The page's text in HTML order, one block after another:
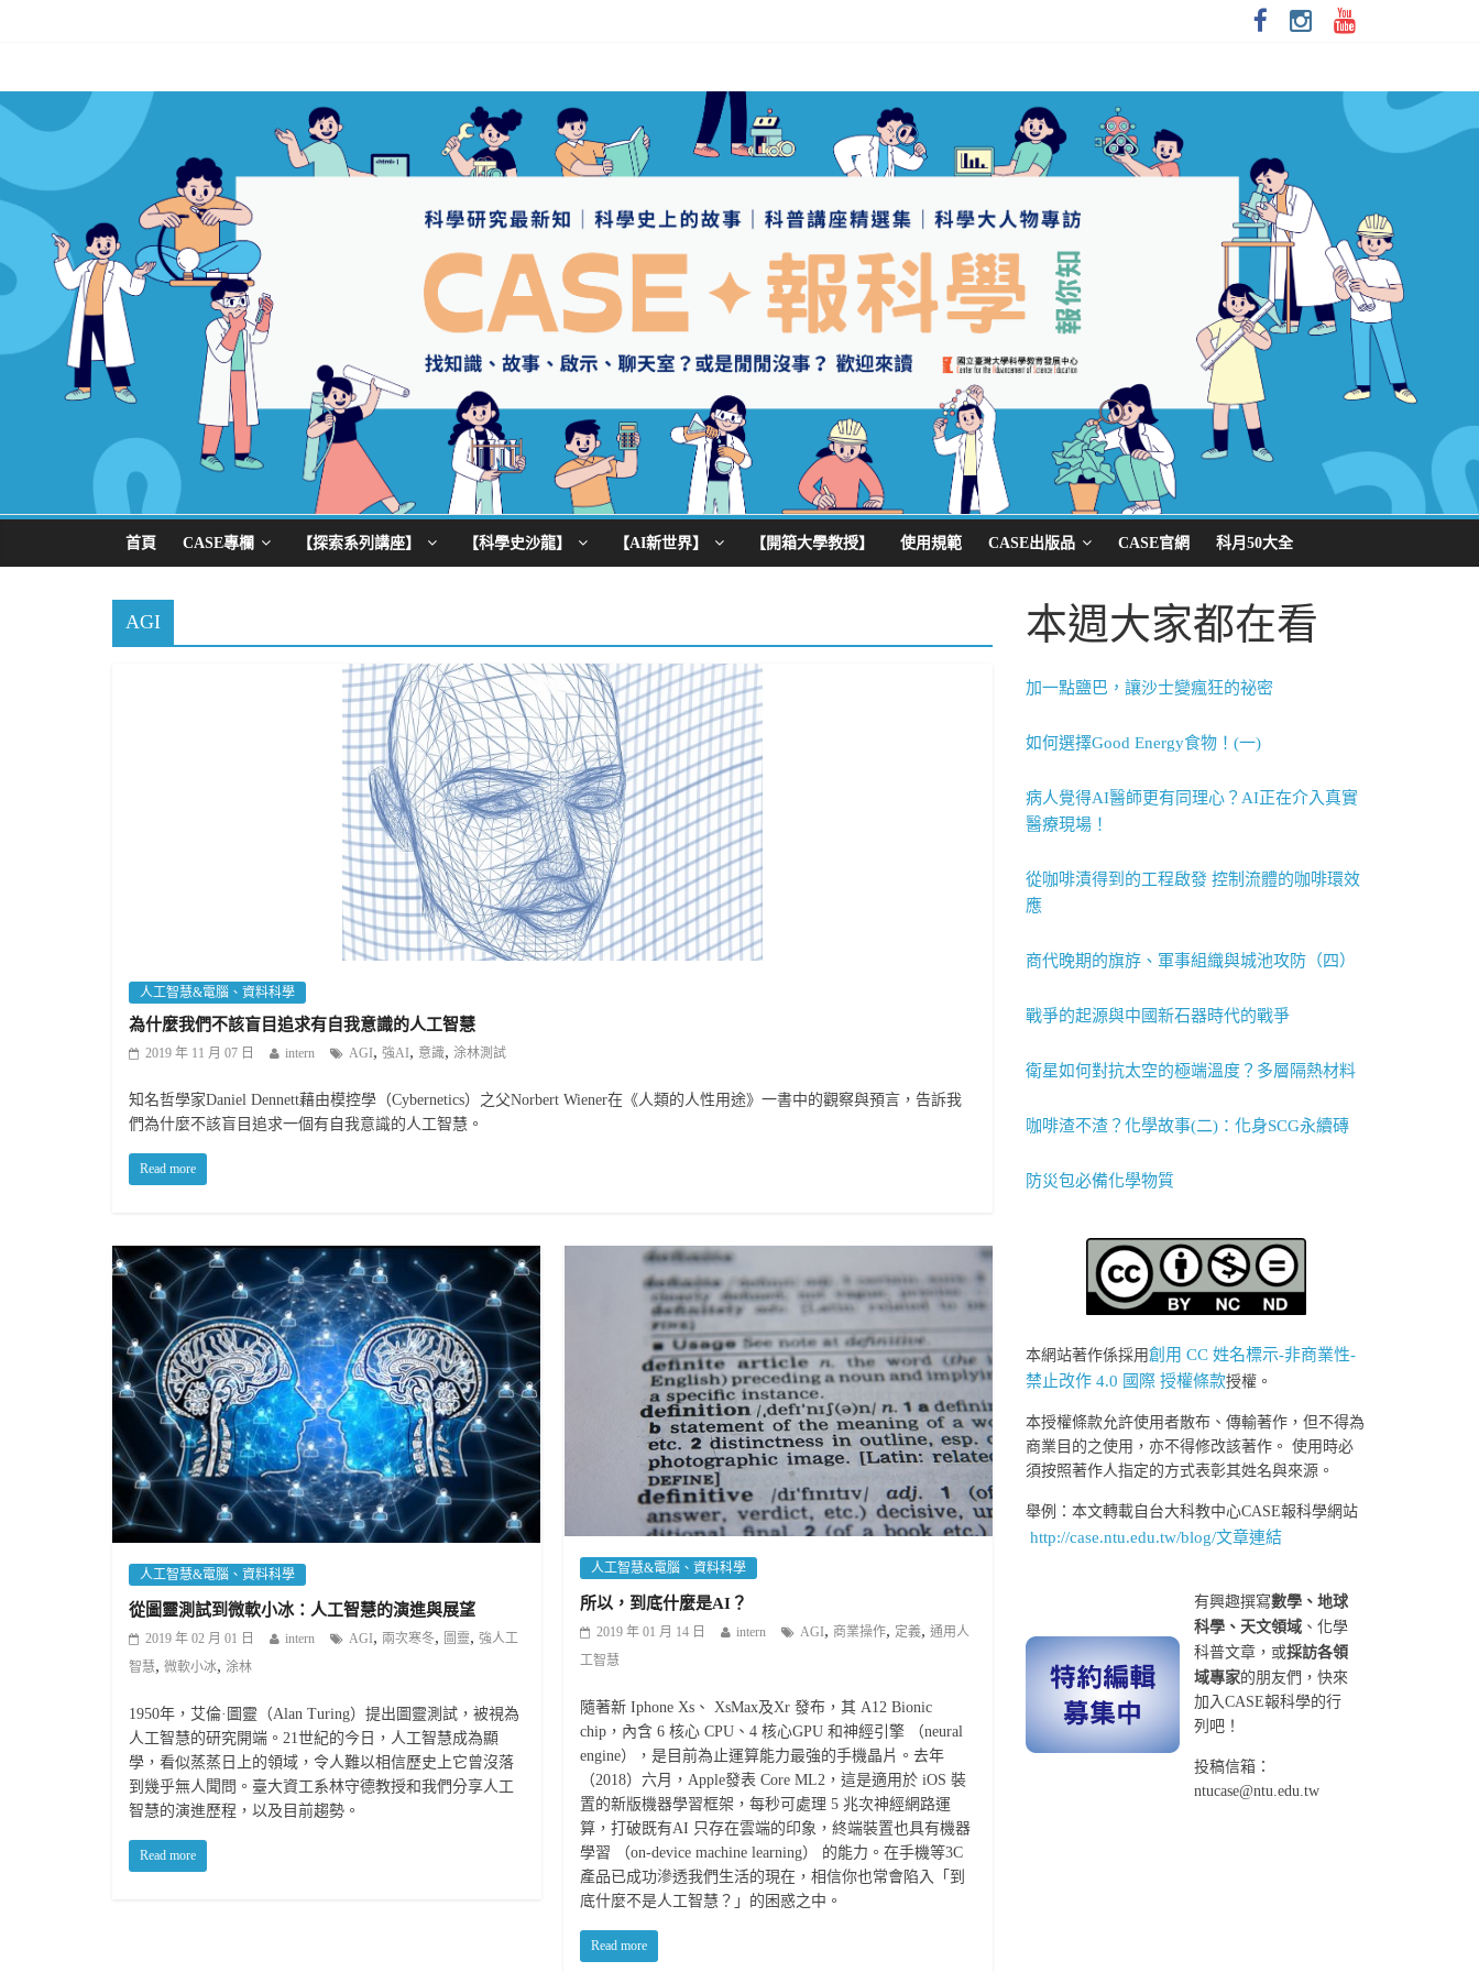
首頁 CASE專欄 【探索系列講座】 【科學史沙龍】 【AI新世界】 【開箱大學教授】 使用規範 CASE出版品 CASE官網 科月50大全
AGI
人工智慧&電腦、資料科學
為什麼我們不該盲目追求有自我意識的人工智慧
2019 年 11 月 07 日 intern AGI, 強AI, 意識, 涂林測試
知名哲學家Daniel Dennett藉由模控學（Cybernetics）之父Norbert Wiener在《人類的人性用途》一書中的觀察與預言，告訴我
們為什麼不該盲目追求一個有自我意識的人工智慧。
Read more
人工智慧&電腦、資料科學
從圖靈測試到微軟小冰：人工智慧的演進與展望
2019 年 02 月 01 日 intern AGI, 兩次寒冬, 圖靈, 強人工
智慧, 微軟小冰, 涂林
1950年，艾倫·圖靈（Alan Turing）提出圖靈測試，被視為
人工智慧的研究開端。21世紀的今日，人工智慧成為顯
學，看似蒸蒸日上的領域，令人難以相信歷史上它曾沒落
到幾乎無人聞問。臺大資工系林守德教授和我們分享人工
智慧的演進歷程，以及目前趨勢。
Read more
人工智慧&電腦、資料科學
所以，到底什麼是AI？
2019 年 01 月 14 日 intern AGI,商業操作, 定義,通用人
工智慧
隨著新 Iphone Xs、 XsMax及Xr 發布，其 A12 Bionic
chip，內含 6 核心 CPU、4 核心GPU 和神經引擎 （neural
engine），是目前為止運算能力最強的手機晶片。去年
（2018）六月，Apple發表 Core ML2，這是適用於 iOS 裝
置的新版機器學習框架，每秒可處理 5 兆次神經網路運
算，打破既有AI 只存在雲端的印象，終端裝置也具有機器
學習 （on-device machine learning） 的能力。在手機等3C
產品已成功滲透我們生活的現在，相信你也常會陷入「到
底什麼不是人工智慧？」的困惑之中。
Read more
本週大家都在看
加一點鹽巴，讓沙士變瘋狂的祕密
如何選擇Good Energy食物！(一)
病人覺得AI醫師更有同理心？AI正在介入真實
醫療現場！
從咖啡漬得到的工程啟發 控制流體的咖啡環效
應
商代晚期的旗斿、軍事組織與城池攻防（四）
戰爭的起源與中國新石器時代的戰爭
衛星如何對抗太空的極端溫度？多層隔熱材料
咖啡渣不渣？化學故事(二)：化身SCG永續磚
防災包必備化學物質
本網站著作係採用創用 CC 姓名標示-非商業性-
禁止改作 4.0 國際 授權條款授權。
本授權條款允許使用者散布、傳輸著作，但不得為
商業目的之使用，亦不得修改該著作。 使用時必
須按照著作人指定的方式表彰其姓名與來源。
舉例：本文轉載自台大科教中心CASE報科學網站
http://case.ntu.edu.tw/blog/文章連結
有興趣撰寫數學、地球
科學、天文領域 、化學
科普文章，或採訪各領
域專家的朋友們，快來
加入CASE報科學的行
列吧！
投稿信箱：
ntucase@ntu.edu.tw